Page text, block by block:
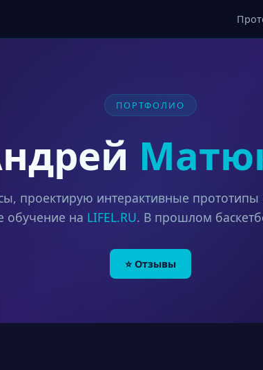
ПОРТФОЛИО
проектирую интерактивные
обучение на LIFEL.RU. В прошлом
⭐ Отзывы